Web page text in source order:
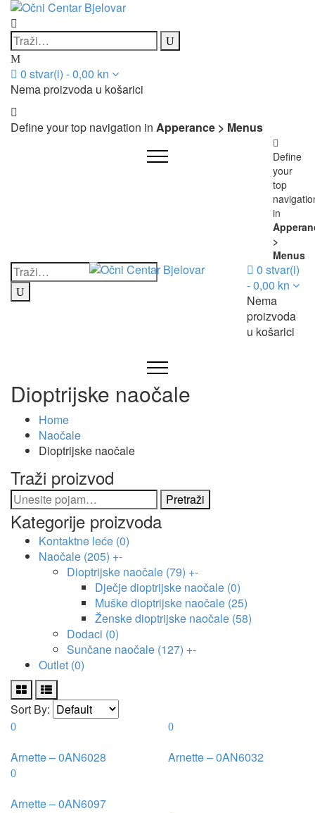
0 stvar(i) -0,00 kn
Nema proizvoda u košarici
Define your top navigation in Apperance > Menus
Define
your
top
in
>
Menus
0 stvar(i)
-0,00 kn
Nema
proizvoda
u košarici
Dioptrijske naočale
Home
Naočale
Dioptrijske naočale
Traži proizvod
Pretraži:
Kategorije proizvoda
Kontaktne leće (0)
Naočale (205) +-
Dioptrijske naočale (79) +-
Dječje dioptrijske naočale (0)
Muške dioptrijske naočale (25)
Ženske dioptrijske naočale (58)
Dodaci (0)
Sunčane naočale (127) +-
Outlet (0)
Sort By:
Arnette – 0AN6028 Arnette – 0AN6032
Arnette – 0AN6097